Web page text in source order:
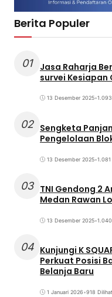
Berita Populer
01
Jasa Raharja
survei Kesiapan
13 Desember 2025•
02 Sengketa
Pengelolaan
13 Desember 2025•
03 TNI Gendong 2
Medan Rawan
13 Desember 2025•
04 Kunjungi K
Perkuat Posisi
Belanja Baru
1 Januari 2026•918 Dilihat